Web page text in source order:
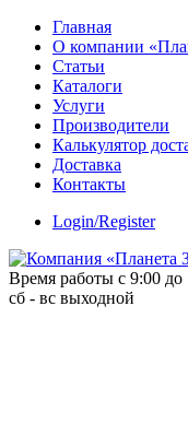
Skip
content
Главная
О компании
Статьи
Каталоги
Услуги
Производители
Калькулятор
Доставка
Контакты
Login/Register
Время работы с 9:00 до
сб - вс выходной